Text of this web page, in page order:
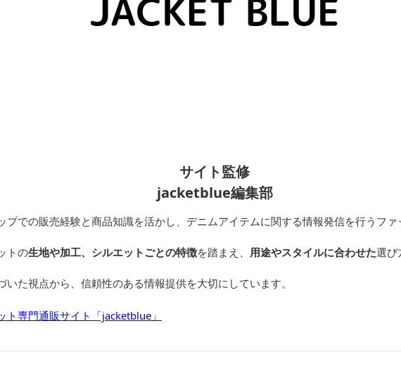
サイト監修
jacketblue編集部
プでの販売経験と商品知識を活かし、デニムアイテムに関する情報発信を行うファ
トの生地や加工、シルエットごとの特徴を踏まえ、 用途やスタイルに合わせた選び
いた視点から、信頼性のある情報提供を大切にしています。
ト専門通販サイト「jacketblue」